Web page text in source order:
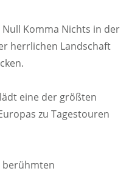
Komma Nichts in der
herrlichen Landschaft
eine der größten
zu Tagestouren
berühmten